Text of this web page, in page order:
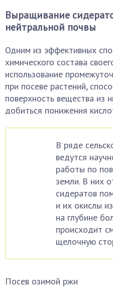
Выращивание
нейтральной почвы
Одним из эффективных
химического состава
использование
при посеве растений,
поверхность вещества из
добиться понижения
В ряде
ведутся
работы по
земли. В них
сидератов
и их окислы
на глубине
происходит
щелочную
Посев озимой ржи